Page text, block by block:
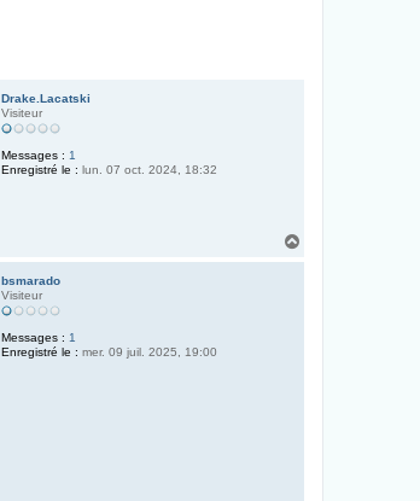
Drake.Lacatski
Visiteur
Messages : 1
Enregistré le : lun. 07 oct. 2024, 18:32
bsmarado
Visiteur
Messages : 1
Enregistré le : mer. 09 juil. 2025, 19:00